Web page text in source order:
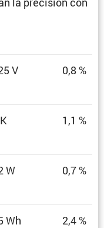
V 0,8 %
1,1 %
W 0,7 %
Wh 2,4 %